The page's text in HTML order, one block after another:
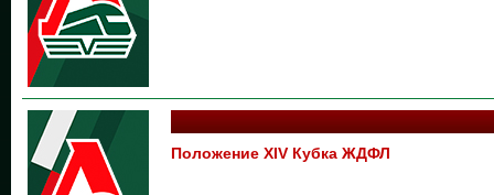
Положение XIV Кубка ЖДФЛ